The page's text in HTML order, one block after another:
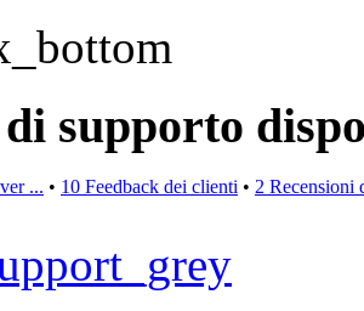
supporto
... • 10 Feedback dei clienti • 2 Recensioni